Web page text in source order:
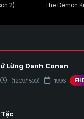
2)
The Demon
Lừng Danh Conan
(1209/1500) 1996